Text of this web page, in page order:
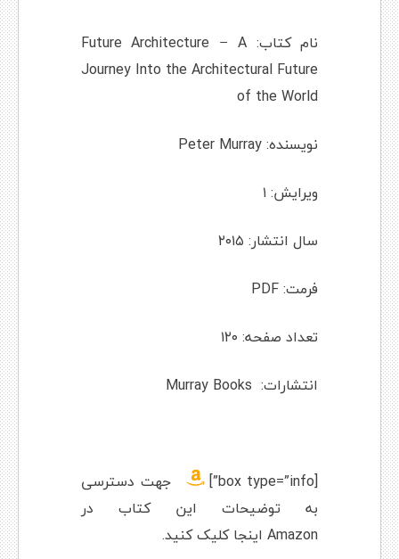
نام کتاب: Future Architecture – A
Journey Into the Architectural Future
of the World
نویسنده: Peter Murray
ویرایش: ۱
سال انتشار: ۲۰۱۵
فرمت: PDF
تعداد صفحه: ۱۲۰
انتشارات: Murray Books
[box type=”info”]
جهت دسترسی
به توضیحات این کتاب در
Amazon اینجا کلیک کنید.